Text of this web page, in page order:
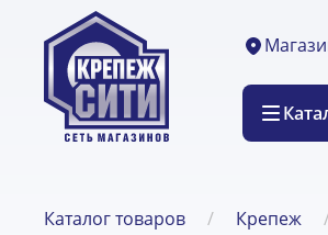
Каталог товаров Крепеж